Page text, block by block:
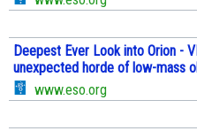
Deepest Ever Look into Orion -
unexpected horde of low-mass
www.eso.org